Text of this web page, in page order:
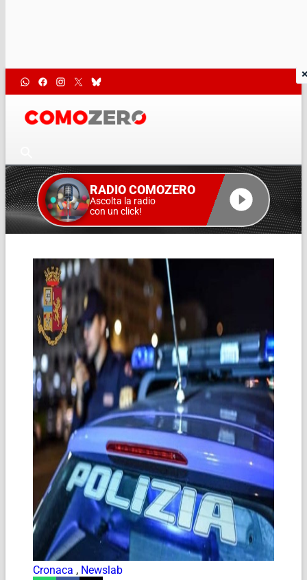
RADIO COMOZERO
Ascolta la radio
con un click!
Cronaca , Newslab